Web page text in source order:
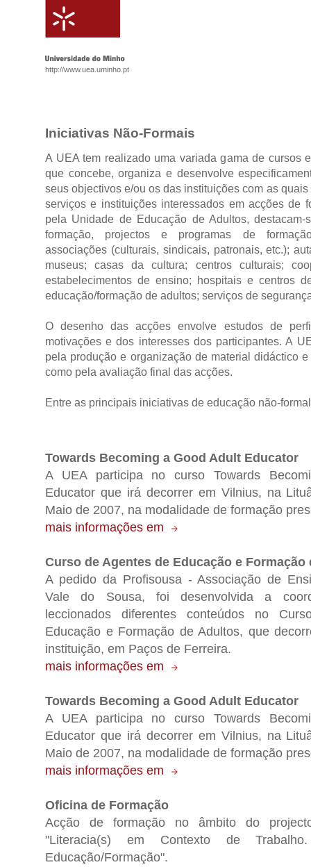
http://www.uea.uminho.pt
Iniciativas Não-Formais
A UEA tem realizado uma variada gama de cursos
que concebe, organiza e desenvolve
seus objectivos e/ou os das instituições com as
serviços e instituições interessados em acções de
pela Unidade de Educação de Adultos, destacam-
formação, projectos e programas de
associações (culturais, sindicais, patronais, etc.);
museus; casas da cultura; centros culturais;
estabelecimentos de ensino; hospitais e centros
educação/formação de adultos; serviços de
O desenho das acções envolve estudos de
motivações e dos interesses dos participantes. A
pela produção e organização de material didáctico
como pela avaliação final das acções.
Entre as principais iniciativas de educação não-
Towards Becoming a Good Adult Educator
A UEA participa no curso Towards
Educator que irá decorrer em Vilnius, na
Maio de 2007, na modalidade de formação
mais informações em
Curso de Agentes de Educação e Formação
A pedido da Profisousa - Associação de
Vale do Sousa, foi desenvolvida a
leccionados diferentes conteúdos no
Educação e Formação de Adultos, que
instituição, em Paços de Ferreira.
mais informações em
Towards Becoming a Good Adult Educator
A UEA participa no curso Towards
Educator que irá decorrer em Vilnius, na
Maio de 2007, na modalidade de formação
mais informações em
Oficina de Formação
Acção de formação no âmbito do
"Literacia(s) em Contexto de
Educação/Formação".